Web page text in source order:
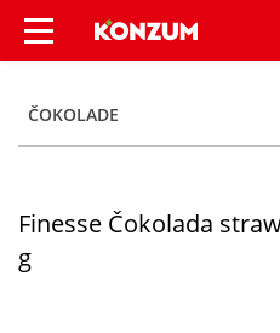
Finesse
ČOKOLADE
Finesse Čokolada
g